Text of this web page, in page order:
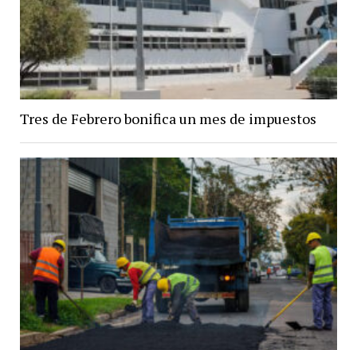
Tres de Febrero bonifica un mes de impuestos